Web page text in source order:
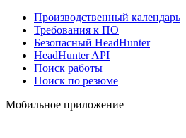
Производственный календарь
Требования к ПО
Безопасный HeadHunter
HeadHunter API
Поиск работы
Поиск по резюме
Мобильное приложение